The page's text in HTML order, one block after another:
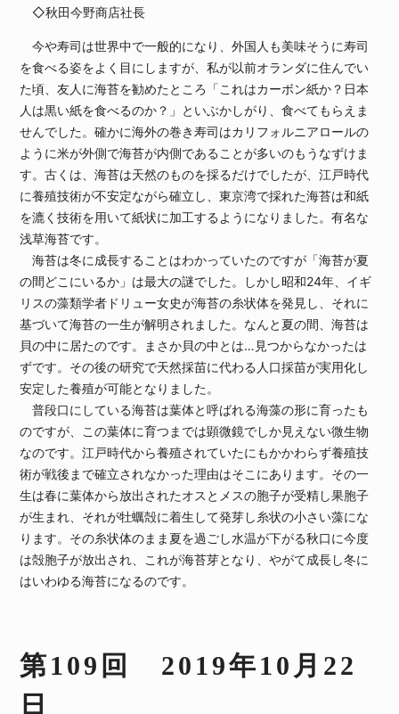
◇秋田今野商店社長
今や寿司は世界中で一般的になり、外国人も美味そうに寿司
を食べる姿をよく目にしますが、私が以前オランダに住んでい
た頃、友人に海苔を勧めたところ「これはカーボン紙か？日本
人は黒い紙を食べるのか？」といぶかしがり、食べてもらえま
せんでした。確かに海外の巻き寿司はカリフォルニアロールの
ように米が外側で海苔が内側であることが多いのもうなずけま
す。古くは、海苔は天然のものを採るだけでしたが、江戸時代
に養殖技術が不安定ながら確立し、東京湾で採れた海苔は和紙
を漉く技術を用いて紙状に加工するようになりました。有名な
浅草海苔です。
海苔は冬に成長することはわかっていたのですが「海苔が夏
の間どこにいるか」は最大の謎でした。しかし昭和24年、イギ
リスの藻類学者ドリュー女史が海苔の糸状体を発見し、それに
基づいて海苔の一生が解明されました。なんと夏の間、海苔は
貝の中に居たのです。まさか貝の中とは…見つからなかったは
ずです。その後の研究で天然採苗に代わる人口採苗が実用化し
安定した養殖が可能となりました。
普段口にしている海苔は葉体と呼ばれる海藻の形に育ったも
のですが、この葉体に育つまでは顕微鏡でしか見えない微生物
なのです。江戸時代から養殖されていたにもかかわらず養殖技
術が戦後まで確立されなかった理由はそこにあります。その一
生は春に葉体から放出されたオスとメスの胞子が受精し果胞子
が生まれ、それが牡蠣殻に着生して発芽し糸状の小さい藻にな
ります。その糸状体のまま夏を過ごし水温が下がる秋口に今度
は殻胞子が放出され、これが海苔芽となり、やがて成長し冬に
はいわゆる海苔になるのです。
第109回 2019年10月22
日